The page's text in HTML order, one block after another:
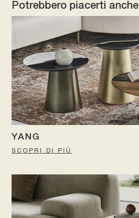
Potrebbero piacerti anche
YANG
SCOPRI DI PIÙ